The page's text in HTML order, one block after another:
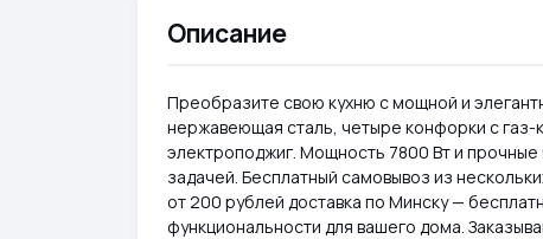
Описание
Преобразите свою кухню с мощной и
нержавеющая сталь, четыре конфорки с
электроподжиг. Мощность 7800 Вт и
задачей. Бесплатный самовывоз из
от 200 рублей доставка по Минску —
функциональности для вашего дома.